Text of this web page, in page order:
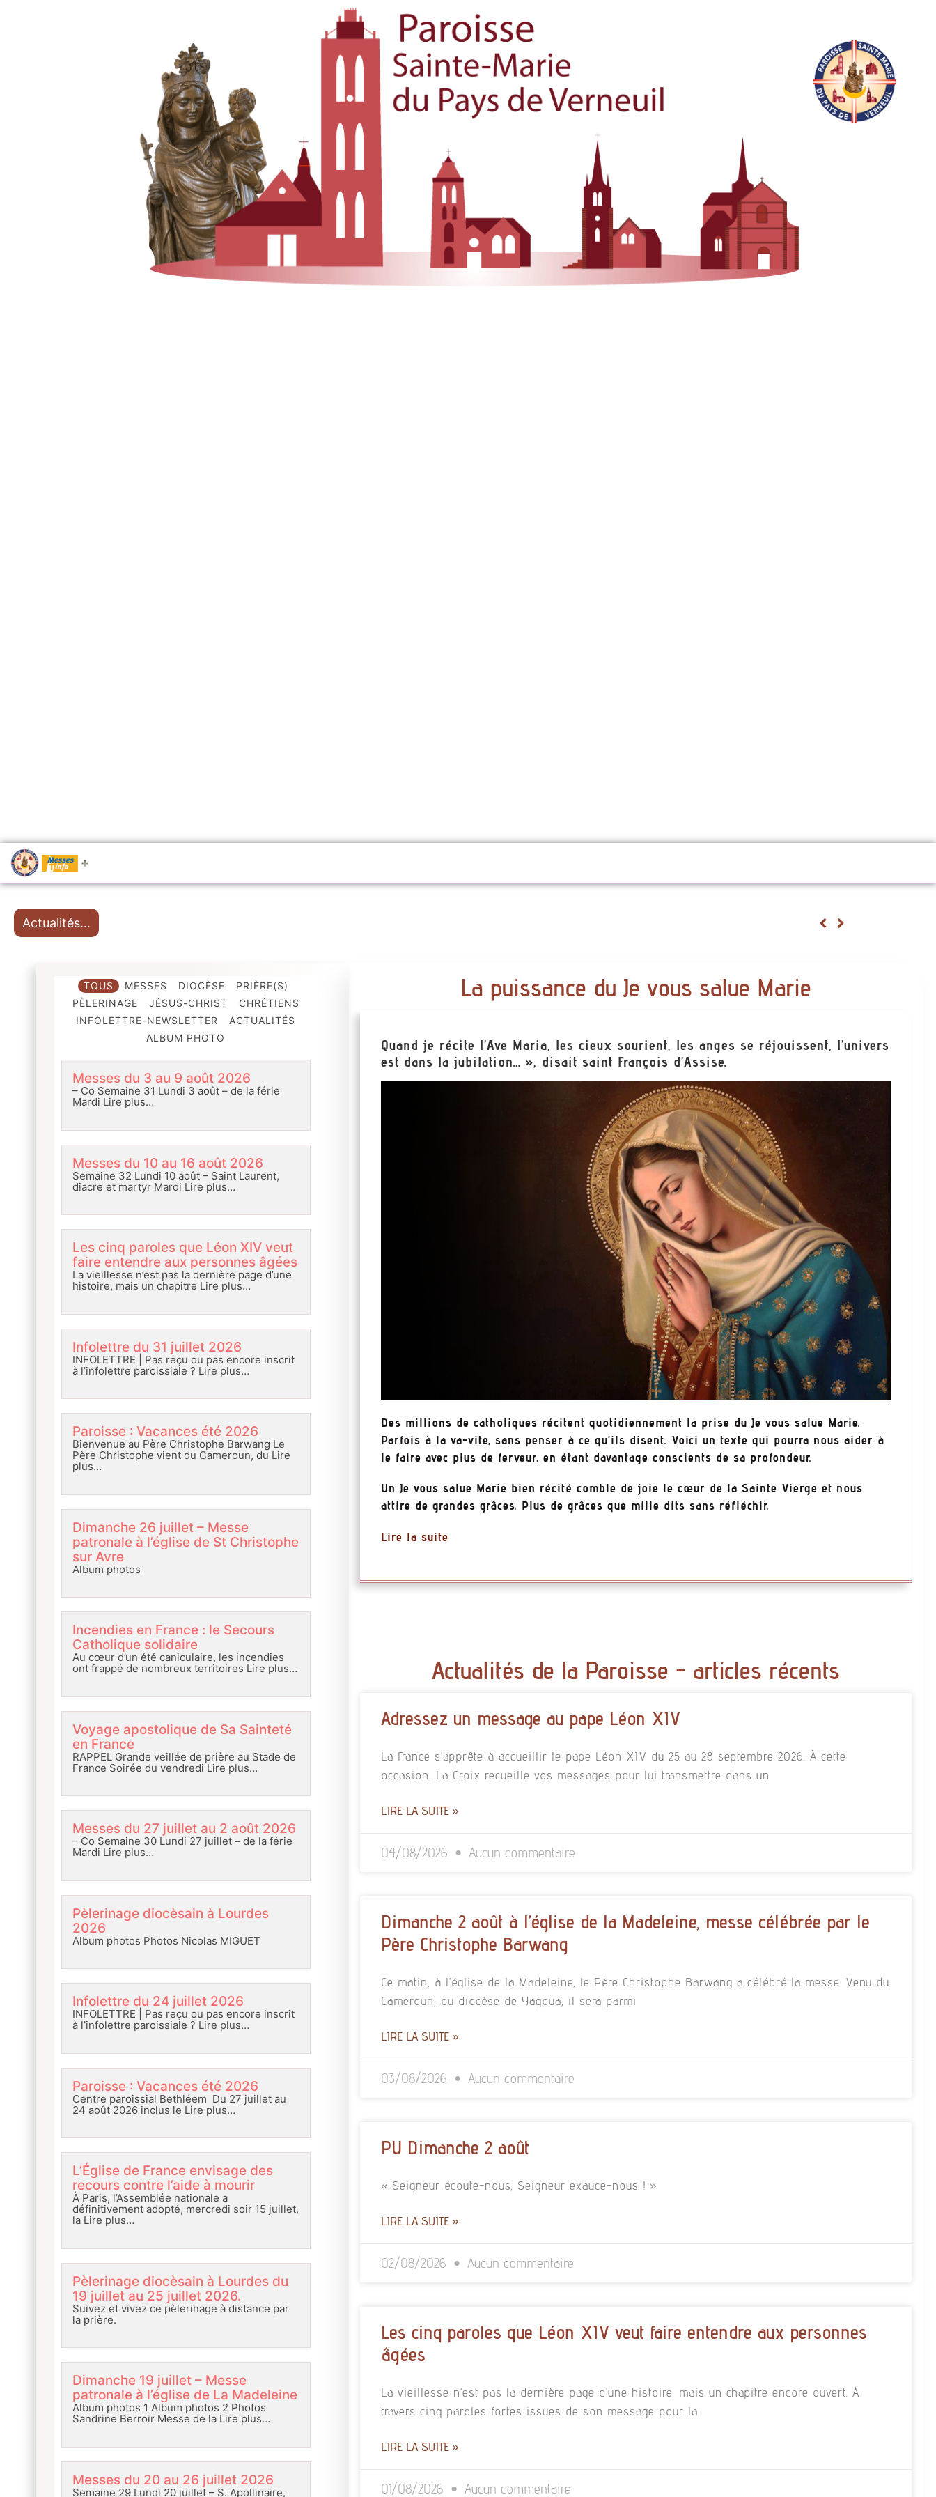
Messes
Actualités…
TOUS MESSES DIOCÈSE
PRIÈRE(S)
PÈLERINAGE
JÉSUS-CHRIST
CHRÉTIENS
INFOLETTRE-NEWSLETTER
ACTUALITÉS
ALBUM PHOTO
Messes du 3 au 9 août 2026
– Co Semaine 31 Lundi 3 août – de la férie
Mardi Lire plus…
Messes du 10 au 16 août 2026
Semaine 32 Lundi 10 août – Saint Laurent,
diacre et martyr Mardi Lire plus…
Les cinq paroles que Léon XIV veut
faire entendre aux personnes âgées
La vieillesse n’est pas la dernière page d’une
histoire, mais un chapitre Lire plus…
Infolettre du 31 juillet 2026
INFOLETTRE | Pas reçu ou pas encore inscrit
à l’infolettre paroissiale ? Lire plus…
Paroisse : Vacances été 2026
Bienvenue au Père Christophe Barwang Le
Père Christophe vient du Cameroun, du Lire
plus…
Dimanche 26 juillet – Messe
patronale à l’église de St Christophe
sur Avre
Album photos
Incendies en France : le Secours
Catholique solidaire
Au cœur d’un été caniculaire, les incendies
ont frappé de nombreux territoires Lire plus…
Voyage apostolique de Sa Sainteté
en France
RAPPEL Grande veillée de prière au Stade de
France Soirée du vendredi Lire plus…
Messes du 27 juillet au 2 août 2026
– Co Semaine 30 Lundi 27 juillet – de la férie
Mardi Lire plus…
Pèlerinage diocèsain à Lourdes
2026
Album photos Photos Nicolas MIGUET
Infolettre du 24 juillet 2026
INFOLETTRE | Pas reçu ou pas encore inscrit
à l’infolettre paroissiale ? Lire plus…
Paroisse : Vacances été 2026
Centre paroissial Bethléem Du 27 juillet au
24 août 2026 inclus le Lire plus…
L’Église de France envisage des
recours contre l’aide à mourir
À Paris, l’Assemblée nationale a
définitivement adopté, mercredi soir 15 juillet,
la Lire plus…
Pèlerinage diocèsain à Lourdes du
19 juillet au 25 juillet 2026.
Suivez et vivez ce pèlerinage à distance par
la prière.
Dimanche 19 juillet – Messe
patronale à l’église de La Madeleine
Album photos 1 Album photos 2 Photos
Sandrine Berroir Messe de la Lire plus…
Messes du 20 au 26 juillet 2026
Semaine 29 Lundi 20 juillet – S. Apollinaire,
La puissance du Je vous salue Marie
Quand je récite l’Ave Maria, les cieux sourient, les anges se réjouissent, l’univers
est dans la jubilation… », disait saint François d’Assise.
Des millions de catholiques récitent quotidiennement la prise du Je vous salue Marie.
Parfois à la va-vite, sans penser à ce qu’ils disent. Voici un texte qui pourra nous aider à
le faire avec plus de ferveur, en étant davantage conscients de sa profondeur.
Un Je vous salue Marie bien récité comble de joie le cœur de la Sainte Vierge et nous
attire de grandes grâces. Plus de grâces que mille dits sans réfléchir.
Lire la suite
Actualités de la Paroisse - articles récents
Adressez un message au pape Léon XIV
La France s’apprête à accueillir le pape Léon XIV du 25 au 28 septembre 2026. À cette
occasion, La Croix recueille vos messages pour lui transmettre dans un
LIRE LA SUITE »
04/08/2026 Aucun commentaire
Dimanche 2 août à l’église de la Madeleine, messe célébrée par le
Père Christophe Barwang
Ce matin, à l’église de la Madeleine, le Père Christophe Barwang a célébré la messe. Venu du
Cameroun, du diocèse de Yagoua, il sera parmi
LIRE LA SUITE »
03/08/2026 Aucun commentaire
PU Dimanche 2 août
« Seigneur écoute-nous, Seigneur exauce-nous ! »
LIRE LA SUITE »
02/08/2026 Aucun commentaire
Les cinq paroles que Léon XIV veut faire entendre aux personnes
âgées
La vieillesse n’est pas la dernière page d’une histoire, mais un chapitre encore ouvert. À
travers cinq paroles fortes issues de son message pour la
LIRE LA SUITE »
01/08/2026 Aucun commentaire